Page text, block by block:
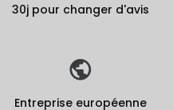
30j pour changer d'avis
Entreprise européenne